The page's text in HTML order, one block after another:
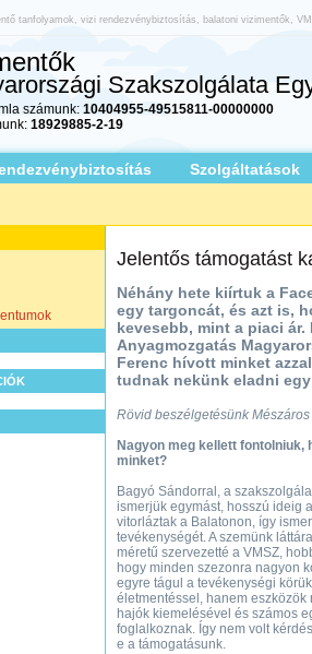
tanfolyamok, vizi rendezvénybiztosítás, balatoni vizimentők,
Szakszolgálata
számunk: 10404955-49515811-00000000
18929885-2-19
Szolgáltatások
Jelentős támogatást
Néhány hete kiírtuk a
egy targoncát, és azt is,
kevesebb, mint a piaci
Anyagmozgatás
Ferenc hívott minket
tudnak nekünk eladni
Rövid beszélgetésünk Mészáros
Nagyon meg kellett fontolniuk,
minket?
Bagyó Sándorral, a
ismerjük egymást, hosszú ideig
vitorláztak a Balatonon, így
tevékenységét. A szemünk
méretű szervezetté a VMSZ,
hogy minden szezonra nagyon
egyre tágul a tevékenységi
életmentéssel, hanem eszközök
hajók kiemelésével és számos
foglalkoznak. Így nem volt
e a támogatásunk.